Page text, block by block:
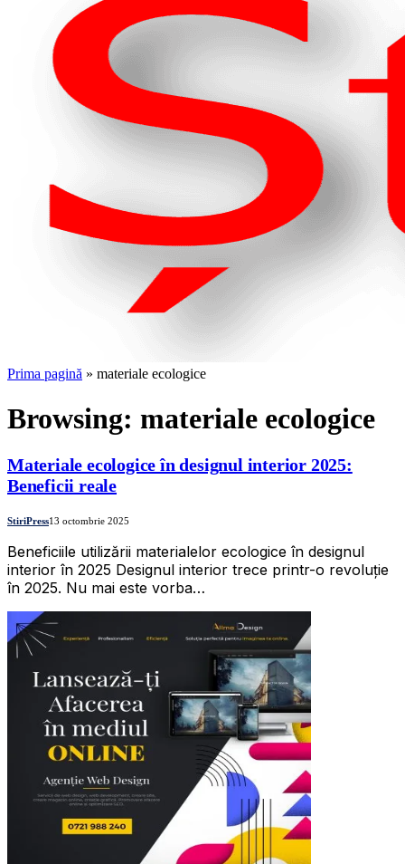
Prima pagină » materiale ecologice
Browsing: materiale ecologice
Materiale ecologice în designul interior 2025:
Beneficii reale
StiriPress13 octombrie 2025
Beneficiile utilizării materialelor ecologice în designul
interior în 2025 Designul interior trece printr-o revoluție
în 2025. Nu mai este vorba…